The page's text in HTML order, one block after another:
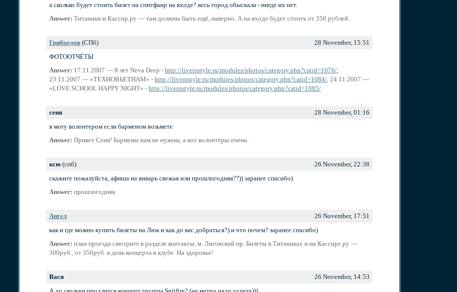
а сколько будет стоить билет на спитфаир на входе? весь город обыскала - нигде их нет.
Answer: Титаники и Кассир.ру — там должны быть ещё, наверно. А на входе будет стоить от 350 рублей.
Грибоедов (СПб)
28 November, 15:51
ФОТООТЧЁТЫ
Answer: 17.11.2007 — 8 лет Neva Deep - http://liveinstyle.ru/modules/photos/category.php?catid=1076/
23.11.2007 — «ТЕХНОВЬЕТНАМ» - http://liveinstyle.ru/modules/photos/category.php?catid=1084/ , 24.11.2007 —
«LOVE SCHOOL HAPPY NIGHT» - http://liveinstyle.ru/modules/photos/category.php?catid=1085/
сеня
28 November, 01:16
я могу волонтером если барменом возьмете
Answer: Привет Сеня! Бармены нам не нужны, а вот волонтёры очень.
ксю (спб)
26 November, 22:38
скажите пожалуйста, афиша на январь свежая или прошлогодняя??)) заранее спасибо)
Answer: прошлогодняя
Ангел
26 November, 17:51
как и где можно купить билеты на Люк и как до вас добраться?) и что почем? заранее спасибо)
Answer: план проезда смотрите в разделе контакты, м. Лиговский пр. Билеты в Титаниках и на Кассире.ру —
300руб., от 350руб. в день концерта в клубе. На здоровье!
Вася
26 November, 14:53